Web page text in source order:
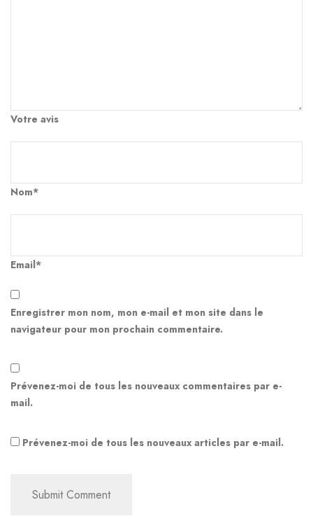
Votre avis
Nom*
Email*
Enregistrer mon nom, mon e-mail et mon site dans le
navigateur pour mon prochain commentaire.
Prévenez-moi de tous les nouveaux commentaires par e-
mail.
Prévenez-moi de tous les nouveaux articles par e-mail.